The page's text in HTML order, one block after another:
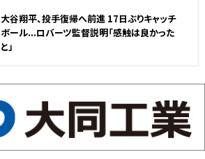
大谷翔平、投手復帰へ前進 17日ぶりキャッチ
ボール...ロバーツ監督説明「感触は良かった
と」